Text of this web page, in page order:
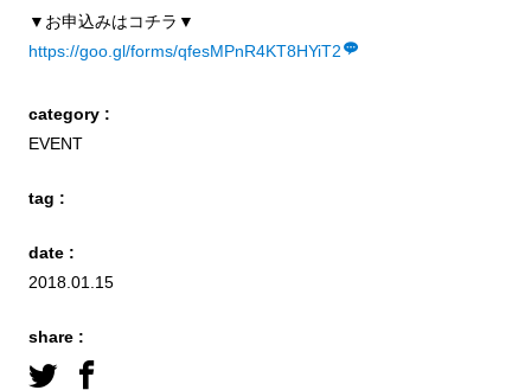
▼お申込みはコチラ▼
https://goo.gl/forms/qfesMPnR4KT8HYiT2
category :
EVENT
tag :
date :
2018.01.15
share :